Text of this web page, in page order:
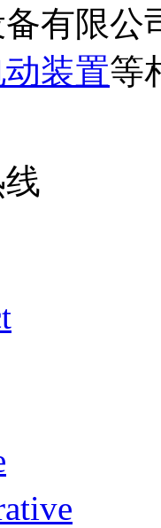
有限公
装置等